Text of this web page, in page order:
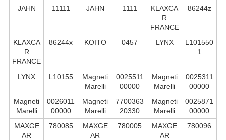
JAHN 11111 JAHN 1111
KLAXCA
R
FRANCE
86244z
KLAXCA
R
FRANCE
86244x KOITO 0457 LYNX
L101550
1
LYNX L10155
Magneti
Marelli
0025511
00000
Magneti
Marelli
0025311
00000
Magneti
Marelli
0026011
00000
Magneti
Marelli
7700363
20330
Magneti
Marelli
0025871
00000
MAXGE
AR
780085
MAXGE
AR
780005
MAXGE
AR
780096